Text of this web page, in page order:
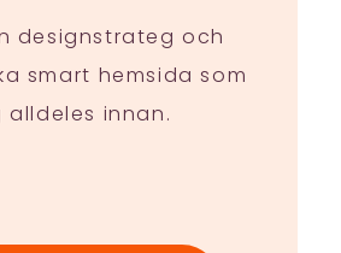
designstrateg och
smart hemsida som
innan.